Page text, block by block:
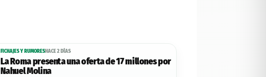
FICHAJES Y RUMORESHACE 2 DÍAS
La Roma presenta una oferta de 17 millones por
Nahuel Molina